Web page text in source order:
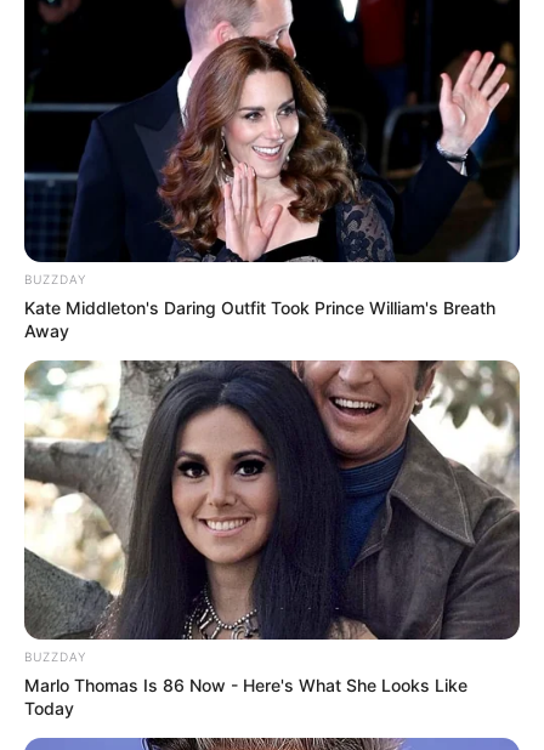
BUZZDAY
Kate Middleton's Daring Outfit Took Prince William's Breath
Away
BUZZDAY
Marlo Thomas Is 86 Now - Here's What She Looks Like
Today